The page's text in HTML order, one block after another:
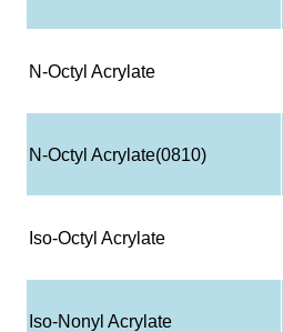
N-Octyl Acrylate
N-Octyl Acrylate(0810)
Iso-Octyl Acrylate
Iso-Nonyl Acrylate